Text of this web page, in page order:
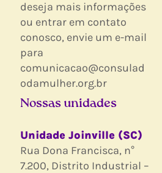
deseja mais informações
ou entrar em contato
conosco, envie um e-mail
para
comunicacao@consulad
odamulher.org.br
Nossas unidades
Unidade Joinville (SC)
Rua Dona Francisca, n°
7.200, Distrito Industrial –